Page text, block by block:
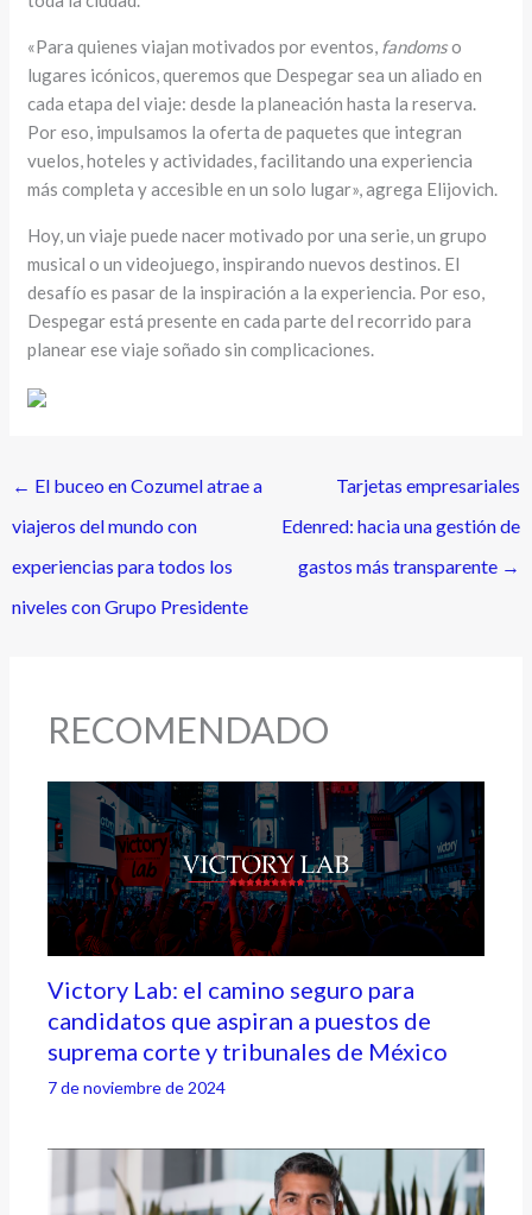
«Para quienes viajan motivados por eventos, fandomso
lugares icónicos, queremos que Despegar sea un aliado en
cada etapa del viaje: desde la planeación hasta la reserva.
Por eso, impulsamos la oferta de paquetes que integran
vuelos, hoteles y actividades, facilitando una experiencia
más completa y accesible en un solo lugar», agrega Elijovich.
Hoy, un viaje puede nacer motivado por una serie, un grupo
musical o un videojuego, inspirando nuevos destinos. El
desafío es pasar de la inspiración a la experiencia. Por eso,
Despegar está presente en cada parte del recorrido para
planear ese viaje soñado sin complicaciones.
← El buceo en Cozumel atrae a
viajeros del mundo con
experiencias para todos los
niveles con Grupo Presidente
Tarjetas empresariales
Edenred: hacia una gestión de
gastos más transparente →
RECOMENDADO
Victory Lab: el camino seguro para
candidatos que aspiran a puestos de
suprema corte y tribunales de México
7 de noviembre de 2024